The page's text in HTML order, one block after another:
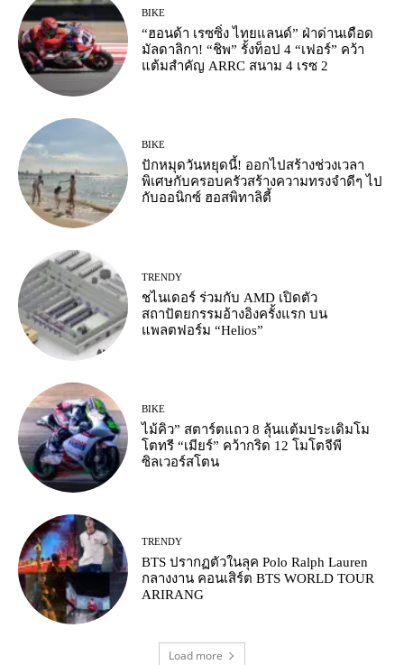
BIKE
“ฮอนด้า เรซซิ่ง ไทยแลนด์” ฝ่าด่านเดือด
มัลดาลิกา! “ชิพ” รั้งท็อป 4 “เฟอร์” คว้า
แต้มสำคัญ ARRC สนาม 4 เรซ 2
BIKE
ปักหมุดวันหยุดนี้! ออกไปสร้างช่วงเวลา
พิเศษกับครอบครัวสร้างความทรงจำดีๆ ไป
กับออนิกซ์ ฮอสพิทาลิตี้
TRENDY
ชไนเดอร์ ร่วมกับ AMD เปิดตัว
สถาปัตยกรรมอ้างอิงครั้งแรก บน
แพลตฟอร์ม “Helios”
BIKE
ไม้คิว” สตาร์ตแถว 8 ลุ้นแต้มประเดิมโม
โตทรี “เมียร์” คว้ากริด 12 โมโตจีพี
ซิลเวอร์สโตน
TRENDY
BTS ปรากฏตัวในลุค Polo Ralph Lauren
กลางงาน คอนเสิร์ต BTS WORLD TOUR
ARIRANG
Load more